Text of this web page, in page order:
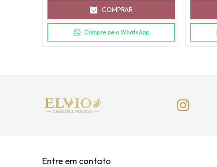
COMPRAR
Compre pelo WhatsApp
Entre em contato